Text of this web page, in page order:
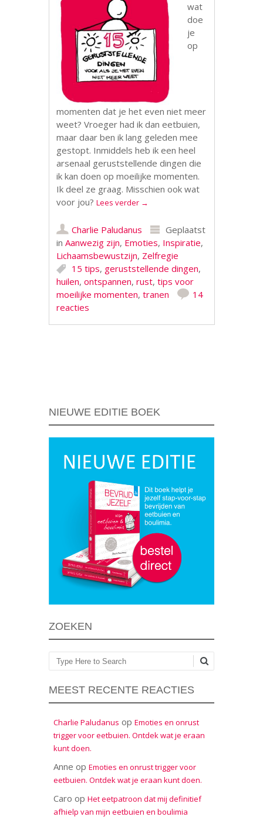
wat
doe
je
op
momenten dat je het even niet meer
weet? Vroeger had ik dan eetbuien,
maar daar ben ik lang geleden mee
gestopt. Inmiddels heb ik een heel
arsenaal geruststellende dingen die
ik kan doen op moeilijke momenten.
Ik deel ze graag. Misschien ook wat
voor jou?Lees verder →
Charlie Paludanus
Geplaatst
inAanwezig zijn, Emoties, Inspiratie,
Lichaamsbewustzijn, Zelfregie
15 tips, geruststellende dingen,
huilen,ontspannen,rust,tips voor
moeilijke momenten,tranen
14
reacties
NIEUWE EDITIE BOEK
ZOEKEN
Zoeken
MEEST RECENTE REACTIES
Charlie Paludanus op Emoties en onrust
trigger voor eetbuien. Ontdek wat je eraan
kunt doen.
Anne op Emoties en onrust trigger voor
eetbuien. Ontdek wat je eraan kunt doen.
Caro op Het eetpatroon dat mij definitief
afhielp van mijn eetbuien en boulimia